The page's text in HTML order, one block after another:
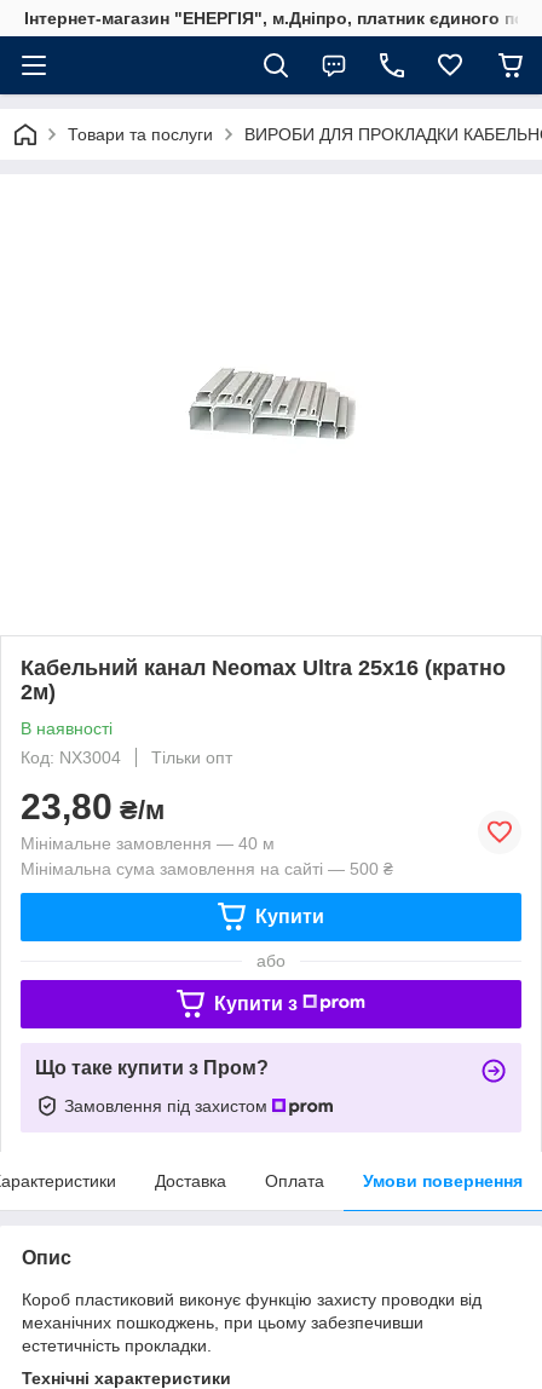
Інтернет-магазин "ЕНЕРГІЯ", м.Дніпро, платник єдиного
Товари та послуги ВИРОБИ ДЛЯ ПРОКЛАДКИ
Кабельний канал Neomax Ultra 25х16 (кратно
2м)
В наявності
Код: NX3004
Тільки опт
23,80 ₴/м
Мінімальне замовлення — 40 м
Мінімальна сума замовлення на сайті — 500 ₴
Купити
або
Купити з
Що таке купити з Пром?
Замовлення під захистом
Доставка Оплата Умови повернення
Опис
Короб пластиковий виконує функцію захисту проводки від
механічних пошкоджень, при цьому забезпечивши
естетичність прокладки.
Технічні характеристики